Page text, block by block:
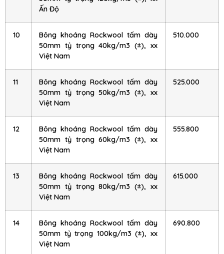
Ấn Độ
10
Bông khoáng Rockwool tấm dày
50mm tỷ trọng 40kg/m3 (±), xx
Việt Nam
510.000
11
Bông khoáng Rockwool tấm dày
50mm tỷ trọng 50kg/m3 (±), xx
Việt Nam
525.000
12
Bông khoáng Rockwool tấm dày
50mm tỷ trọng 60kg/m3 (±), xx
Việt Nam
555.800
13
Bông khoáng Rockwool tấm dày
50mm tỷ trọng 80kg/m3 (±), xx
Việt Nam
615.000
14
Bông khoáng Rockwool tấm dày
50mm tỷ trọng 100kg/m3 (±), xx
Việt Nam
690.800